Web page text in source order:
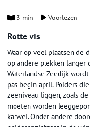
3 min Voorlezen
Rotte vis
Waar op veel plaatsen de
op andere plekken langer
Waterlandse Zeedijk
pas begin april. Polders
zeeniveau liggen, zoals
moeten worden
karwei. Onder andere